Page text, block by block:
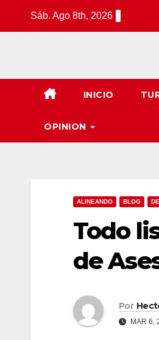
Sáb. Ago 8th, 2026
INICIO
OPINION
ALINEANDO BLOG
Todo
de
Por
MAR 6,